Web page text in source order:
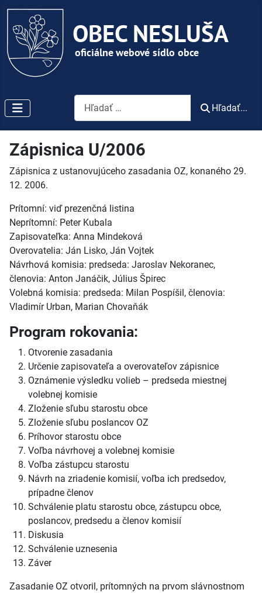
Vyhľadávanie
Hľadať...
Zápisnica U/2006
Zápisnica z ustanovujúceho zasadania OZ, konaného 29.
12. 2006.
Prítomní: viď prezenčná listina
Neprítomní: Peter Kubala
Zapisovateľka: Anna Mindeková
Overovatelia: Ján Lisko, Ján Vojtek
Návrhová komisia: predseda: Jaroslav Nekoranec,
členovia: Anton Janáčik, Július Špirec
Volebná komisia: predseda: Milan Pospíšil, členovia:
Vladimír Urban, Marian Chovaňák
Program rokovania:
Otvorenie zasadania
Určenie zapisovateľa a overovateľov zápisnice
Oznámenie výsledku volieb – predseda miestnej
volebnej komisie
Zloženie sľubu starostu obce
Zloženie sľubu poslancov OZ
Príhovor starostu obce
Voľba návrhovej a volebnej komisie
Voľba zástupcu starostu
Návrh na zriadenie komisií, voľba ich predsedov,
prípadne členov
Schválenie platu starostu obce, zástupcu obce,
poslancov, predsedu a členov komisií
Diskusia
Schválenie uznesenia
Záver
Zasadanie OZ otvoril, prítomných na prvom slávnostnom